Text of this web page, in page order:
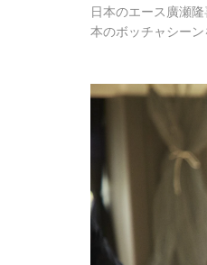
日本のエース廣瀬
本のボッチャシー